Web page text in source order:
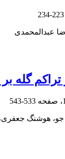
223-234
عبدالمحمدی
تراکم
533-543
هوشنگ جعفری،